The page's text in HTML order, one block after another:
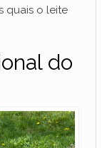
quais o leite
do